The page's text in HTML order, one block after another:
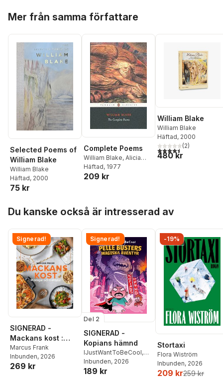
Mer från samma författare
Selected Poems of
William Blake
William Blake
Häftad, 2000
75 kr
Complete Poems
William Blake, Alicia
Ostriker
Häftad, 1977
209 kr
William Blake
William Blake
Häftad, 2000
4,5utav 5 stjärnor.
(2)
480 kr
Du kanske också är intresserad av
Signerad!
SIGNERAD -
Mackans kost :
Middagar och
matlådor
Marcus Frank
Inbunden, 2026
269 kr
Signerad!
Del 2
SIGNERAD -
Kopians hämnd
IJustWantToBeCool,
Joel Adolphson
Ejdemo Beer
Inbunden, 2026
189 kr
-19%
Stortaxi
Flora Wiström
Inbunden, 2026
209 kr259 kr